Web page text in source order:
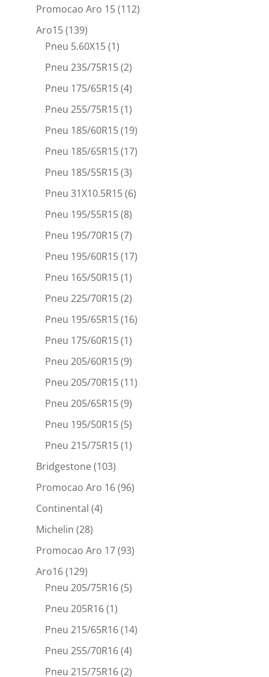
Promocao Aro 15(112)
Aro15(139)
Pneu 5.60X15(1)
Pneu 235/75R15(2)
Pneu 175/65R15(4)
Pneu 255/75R15(1)
Pneu 185/60R15(19)
Pneu 185/65R15(17)
Pneu 185/55R15(3)
Pneu 31X10.5R15(6)
Pneu 195/55R15(8)
Pneu 195/70R15(7)
Pneu 195/60R15(17)
Pneu 165/50R15(1)
Pneu 225/70R15(2)
Pneu 195/65R15(16)
Pneu 175/60R15(1)
Pneu 205/60R15(9)
Pneu 205/70R15(11)
Pneu 205/65R15(9)
Pneu 195/50R15(5)
Pneu 215/75R15(1)
Bridgestone(103)
Promocao Aro 16(96)
Continental (4)
Michelin (28)
Promocao Aro 17(93)
Aro16(129)
Pneu 205/75R16(5)
Pneu 205R16(1)
Pneu 215/65R16(14)
Pneu 255/70R16(4)
Pneu 215/75R16(2)